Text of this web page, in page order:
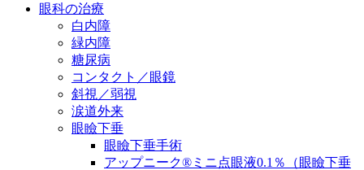
眼科の治療
白内障
緑内障
糖尿病
コンタクト／眼鏡
斜視／弱視
涙道外来
眼瞼下垂
眼瞼下垂手術
アップニーク®ミニ点眼液0.1％（眼瞼下垂